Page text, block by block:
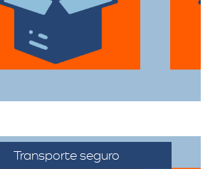
estén protegidas
durante el traslado.
Transporte seguro